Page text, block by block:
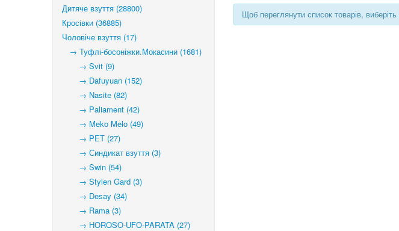
Дитяче взуття (28800)
Кросівки (36885)
Чоловіче взуття (17)
→ Туфлі-босоніжки.Мокасини (1681)
→ Svit (9)
→ Dafuyuan (152)
→ Nasite (82)
→ Paliament (42)
→ Meko Melo (49)
→ PET (27)
→ Синдикат взуття (3)
→ Swin (54)
→ Stylen Gard (3)
→ Desay (34)
→ Rama (3)
→ HOROSO-UFO-PARATA (27)
Щоб переглянути список товарів, виберіть